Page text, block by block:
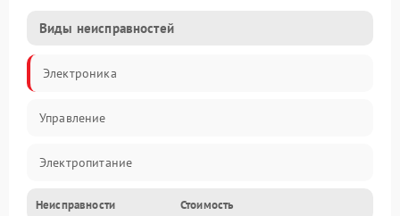
Виды неисправностей
Электроника
Управление
Электропитание
Измерения
Неисправности Стоимость